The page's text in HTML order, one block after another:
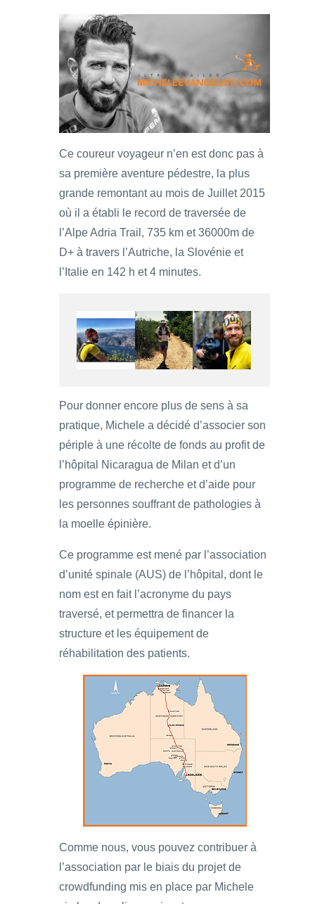
Ce coureur voyageur n’en est donc pas à
sa première aventure pédestre, la plus
grande remontant au mois de Juillet 2015
où il a établi le record de traversée de
l’Alpe Adria Trail, 735 km et 36000m de
D+ à travers l’Autriche, la Slovénie et
l’Italie en 142 h et 4 minutes.
Pour donner encore plus de sens à sa
pratique, Michele a décidé d’associer son
périple à une récolte de fonds au profit de
l’hôpital Nicaragua de Milan et d’un
programme de recherche et d’aide pour
les personnes souffrant de pathologies à
la moelle épinière.
Ce programme est mené par l’association
d’unité spinale (AUS) de l’hôpital, dont le
nom est en fait l’acronyme du pays
traversé, et permettra de financer la
structure et les équipement de
réhabilitation des patients.
Comme nous, vous pouvez contribuer à
l’association par le biais du projet de
crowdfunding mis en place par Michele